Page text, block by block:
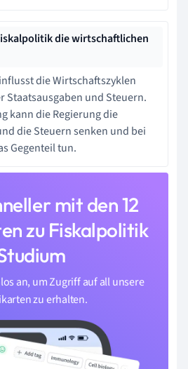
die wirtschaftlichen
die Wirtschaftszyklen
Staatsausgaben und Steuern.
kann die Regierung die
die Steuern senken und bei
Gegenteil tun.
mit den 12
zu Fiskalpolitik
an, um Zugriff auf all unsere
zu erhalten.